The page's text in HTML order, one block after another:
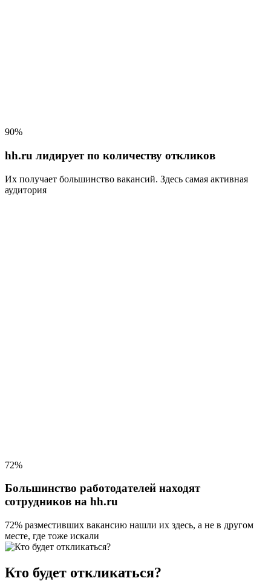
90%
hh.ru лидирует по количеству откликов
Их получает большинство вакансий. Здесь самая активная
аудитория
72%
Большинство работодателей находят
сотрудников на hh.ru
72% разместивших вакансию нашли их здесь, а не в другом
месте, где тоже искали
Кто будет откликаться?